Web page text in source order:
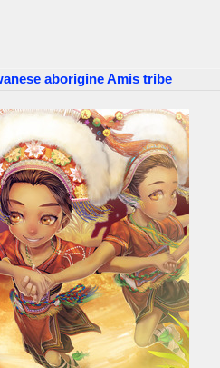
aborigine Amis tribe